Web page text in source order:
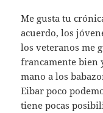
Me gusta tu
acuerdo, los
los veteranos me
francamente bien
mano a los
Eibar poco
tiene pocas